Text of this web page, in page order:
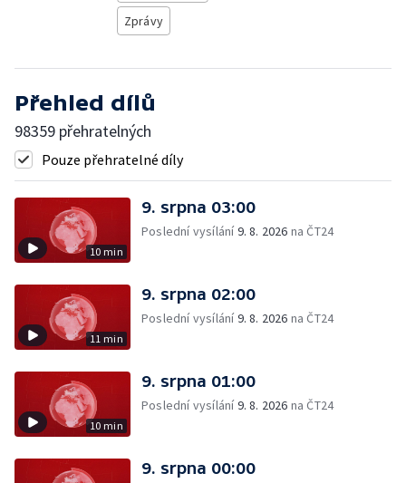
Zprávy
Přehled dílů
98359 přehratelných
Pouze přehratelné díly
10 min
9. srpna 03:00
Poslední vysílání9. 8. 2026 na ČT24
11 min
9. srpna 02:00
Poslední vysílání9. 8. 2026 na ČT24
10 min
9. srpna 01:00
Poslední vysílání9. 8. 2026 na ČT24
9. srpna 00:00